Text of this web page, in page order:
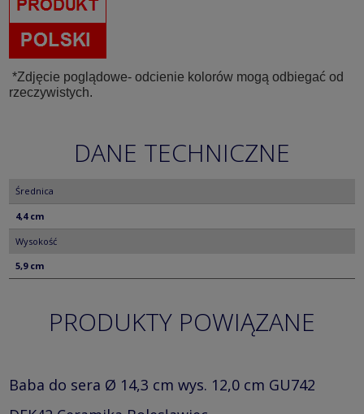
*Zdjęcie poglądowe- odcienie kolorów mogą odbiegać od
rzeczywistych.
DANE TECHNICZNE
Średnica
4,4 cm
Wysokość
5,9 cm
PRODUKTY POWIĄZANE
Baba do sera Ø 14,3 cm wys. 12,0 cm GU742